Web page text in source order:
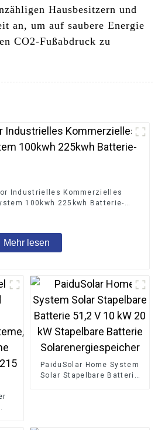
Hausbesitzern und
an, um auf saubere Energie
CO2-Fußabdruck zu
Industrielles Kommerzielles
100kwh 225kwh Batterie-
Mehr lesen
PaiduSolar Home System
Solar Stapelbare Batterie